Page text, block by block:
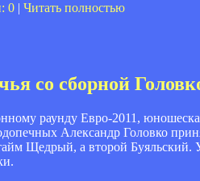
0 Читать полностью
со сборной
раунду Евро-2011,
Александр Головко
Щедрый, а второй